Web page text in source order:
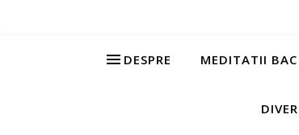
DESPRE MEDITATII BAC